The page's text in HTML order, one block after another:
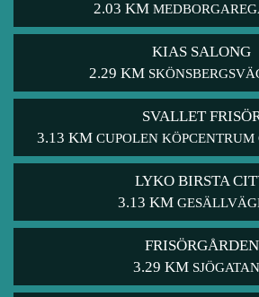
2.03 KM
KIAS SALONG
2.29 KM
SVALLET
3.13 KM CUPOLEN
LYKO BIRSTA
3.13 KM
FRISÖRGÅRDEN
3.29 KM